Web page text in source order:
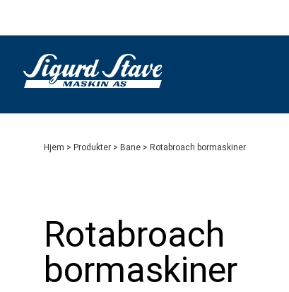
Hjem > Produkter > Bane > Rotabroach bormaskiner
Rotabroach
bormaskiner